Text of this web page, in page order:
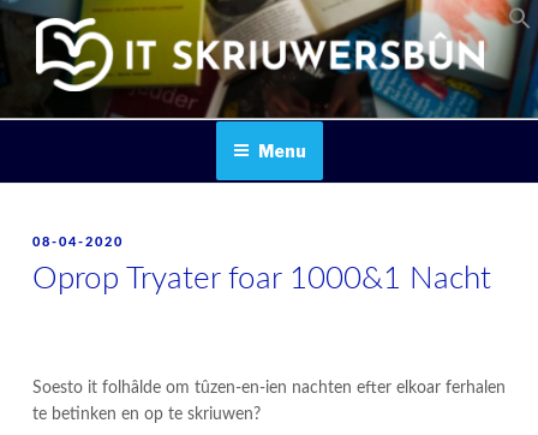
Skip
content
IT SKRIUWERSBOUN
Menu
POSTED
08-04-2020
Oprop Tryater foar 1000&1 Nacht
Soesto it folhâlde om tûzen-en-ien nachten efter elkoar ferhalen
te betinken en op te skriuwen?